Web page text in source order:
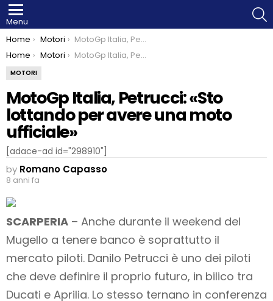
Menu
You are here:
Home Motori
MotoGp Italia, Petrucci: «Sto lottando per avere una moto ufficiale»
You are here:
Home Motori MotoGp Italia, Petrucci: «Sto lottando per avere una moto ufficiale»
MOTORI
MotoGp Italia, Petrucci: «Sto
lottando per avere una moto
ufficiale»
[adace-ad id="298910"]
by Romano Capasso
8 anni fa
SCARPERIA – Anche durante il weekend del
Mugello a tenere banco è soprattutto il
mercato piloti. Danilo Petrucci è uno dei piloti
che deve definire il proprio futuro, in bilico tra
Ducati e Aprilia. Lo stesso ternano in conferenza